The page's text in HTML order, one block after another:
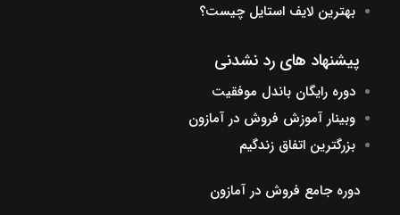
بهترین لایف استایل چیست؟
پیشنهاد های رد نشدنی
دوره رایگان باندل موفقیت
وبینار آموزش فروش در آمازون
بزرگترین اتفاق زندگیم
دوره جامع فروش در آمازون